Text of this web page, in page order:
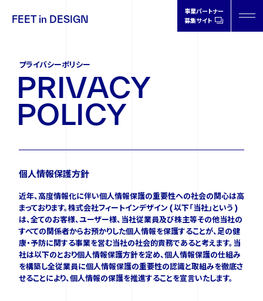
FEET in DESIGN
事業パートナー
募集サイト
DESIGN
取扱店情報
オーソティクスについて
ドクターの声
プライバシーポリシー
PRIVACY
POLICY
個人情報保護方針
近年、高度情報化に伴い個人情報保護の重要性への社会の関心は高
まっております。株式会社フィートインデザイン ( 以下「当社」という )
は、全てのお客様、ユーザー様、当社従業員及び株主等その他当社の
すべての関係者からお預かりした個人情報を保護することが、足の健
康・予防に関する事業を営む当社の社会的責務であると考えます。当
社は以下のとおり個人情報保護方針を定め、個人情報保護の仕組み
を構築し全従業員に個人情報保護の重要性の認識と取組みを徹底さ
せることにより、個人情報の保護を推進することを宣言いたします。